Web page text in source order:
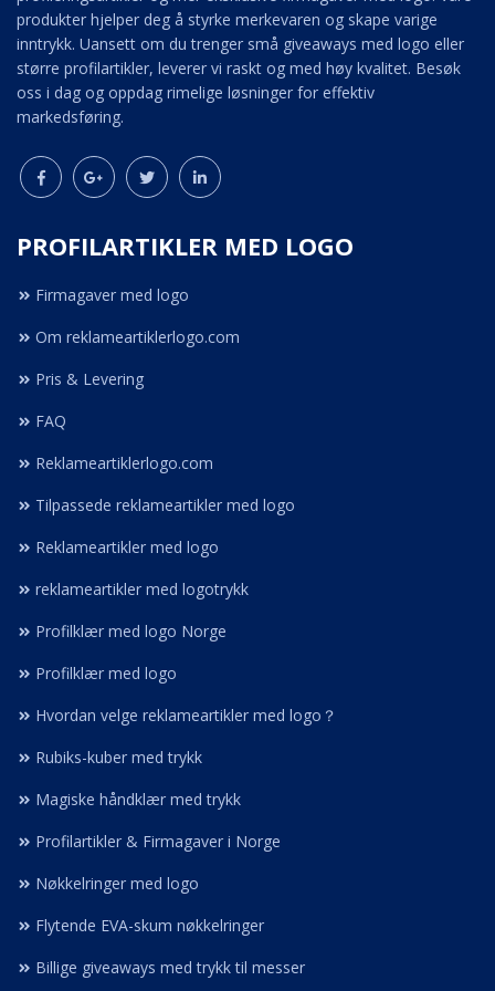
produkter hjelper deg å styrke merkevaren og skape varige
inntrykk. Uansett om du trenger små giveaways med logo eller
større profilartikler, leverer vi raskt og med høy kvalitet. Besøk
oss i dag og oppdag rimelige løsninger for effektiv
markedsføring.
PROFILARTIKLER MED LOGO
Firmagaver med logo
Om reklameartiklerlogo.com
Pris & Levering
FAQ
Reklameartiklerlogo.com
Tilpassede reklameartikler med logo
Reklameartikler med logo
reklameartikler med logotrykk
Profilklær med logo Norge
Profilklær med logo
Hvordan velge reklameartikler med logo？
Rubiks-kuber med trykk
Magiske håndklær med trykk
Profilartikler & Firmagaver i Norge
Nøkkelringer med logo
Flytende EVA-skum nøkkelringer
Billige giveaways med trykk til messer